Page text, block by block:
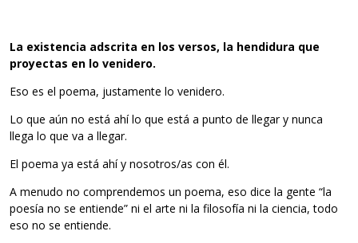
La exis­ten­cia ads­crita en los ver­sos, la hen­di­dura que
pro­yec­tas en lo venidero.
Eso es el poema, jus­ta­mente lo venidero.
Lo que aún no está ahí lo que está a punto de lle­gar y nunca
llega lo que va a llegar.
El poema ya está ahí y nosotros/as con él.
A menudo no com­pren­de­mos un poema, eso dice la gente “la
poe­sía no se entiende” ni el arte ni la filo­so­fía ni la cien­cia, todo
eso no se entiende.